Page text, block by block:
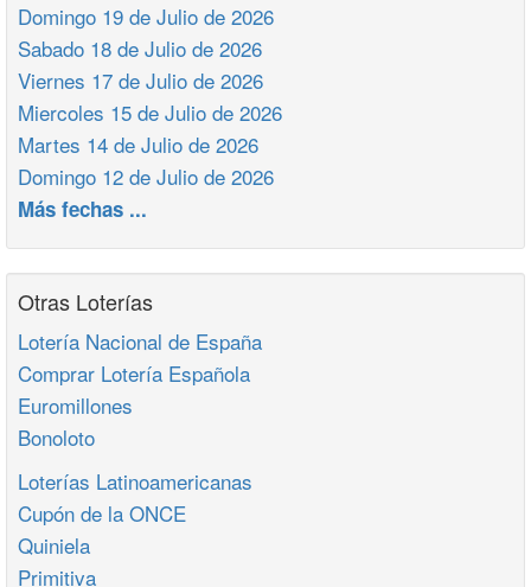
Domingo 19 de Julio de 2026
Sabado 18 de Julio de 2026
Viernes 17 de Julio de 2026
Miercoles 15 de Julio de 2026
Martes 14 de Julio de 2026
Domingo 12 de Julio de 2026
Más fechas ...
Otras Loterías
Lotería Nacional de España
Comprar Lotería Española
Euromillones
Bonoloto
Loterías Latinoamericanas
Cupón de la ONCE
Quiniela
Primitiva